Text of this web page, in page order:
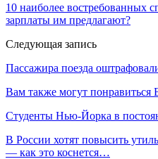
10 наиболее востребованных
зарплаты им предлагают?
Следующая запись
Пассажира поезда
Вам также могут понравиться
Студенты Нью-Йорка в
В России хотят повысить
— как это коснется…